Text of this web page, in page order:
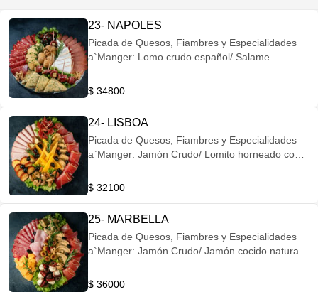
23- NAPOLES
Picada de Quesos, Fiambres y Especialidades
a`Manger: Lomo crudo español/ Salame
y Tomatitos Secos/ Quesito a’Manger con ajo y
Queso Brie/ Aceitunas Negras Maceradas.
$ 34800
24- LISBOA
Picada de Quesos, Fiambres y Especialidades
a`Manger: Jamón Crudo/ Lomito horneado con
Quesito a’Manger con pimentón dulce ahumado/
Olivas griegas
$ 32100
25- MARBELLA
Picada de Quesos, Fiambres y Especialidades
a`Manger: Jamón Crudo/ Jamón cocido natural/
capresse de Bocconcinos, Tomates secos y
$ 36000